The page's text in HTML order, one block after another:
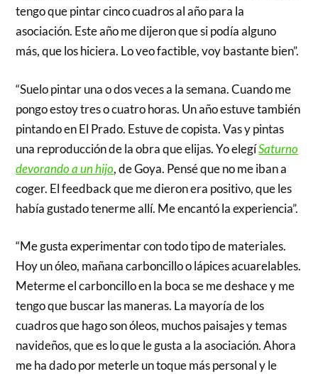
tengo que pintar cinco cuadros al año para la
asociación. Este año me dijeron que si podía alguno
más, que los hiciera. Lo veo factible, voy bastante bien”.
“Suelo pintar una o dos veces a la semana. Cuando me
pongo estoy tres o cuatro horas. Un año estuve también
pintando en El Prado. Estuve de copista. Vas y pintas
una reproducción de la obra que elijas. Yo elegíSaturno
devorando a un hijo, de Goya. Pensé que no me iban a
coger. El feedback que me dieron era positivo, que les
había gustado tenerme allí. Me encantó la experiencia”.
“Me gusta experimentar con todo tipo de materiales.
Hoy un óleo, mañana carboncillo o lápices acuarelables.
Meterme el carboncillo en la boca se me deshace y me
tengo que buscar las maneras. La mayoría de los
cuadros que hago son óleos, muchos paisajes y temas
navideños, que es lo que le gusta a la asociación. Ahora
me ha dado por meterle un toque más personal y le